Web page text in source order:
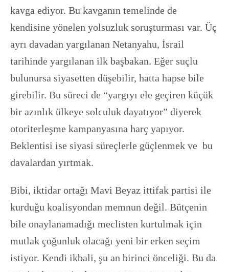
kavga ediyor. Bu kavganın temelinde de
kendisine yönelen yolsuzluk soruşturması var. Üç
ayrı davadan yargılanan Netanyahu, İsrail
tarihinde yargılanan ilk başbakan. Eğer suçlu
bulunursa siyasetten düşebilir, hatta hapse bile
girebilir. Bu süreci de “yargıyı ele geçiren küçük
bir azınlık ülkeye solculuk dayatıyor” diyerek
otoriterleşme kampanyasına harç yapıyor.
Beklentisi ise siyasi süreçlerle güçlenmek ve bu
davalardan yırtmak.
Bibi, iktidar ortağı Mavi Beyaz ittifak partisi ile
kurduğu koalisyondan memnun değil. Bütçenin
bile onaylanamadığı meclisten kurtulmak için
mutlak çoğunluk olacağı yeni bir erken seçim
istiyor. Kendi ikbali, şu an birinci önceliği. Bu da